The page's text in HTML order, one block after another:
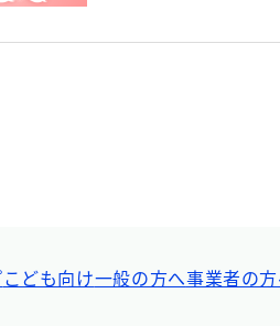
こども向け一般の方へ事業者の